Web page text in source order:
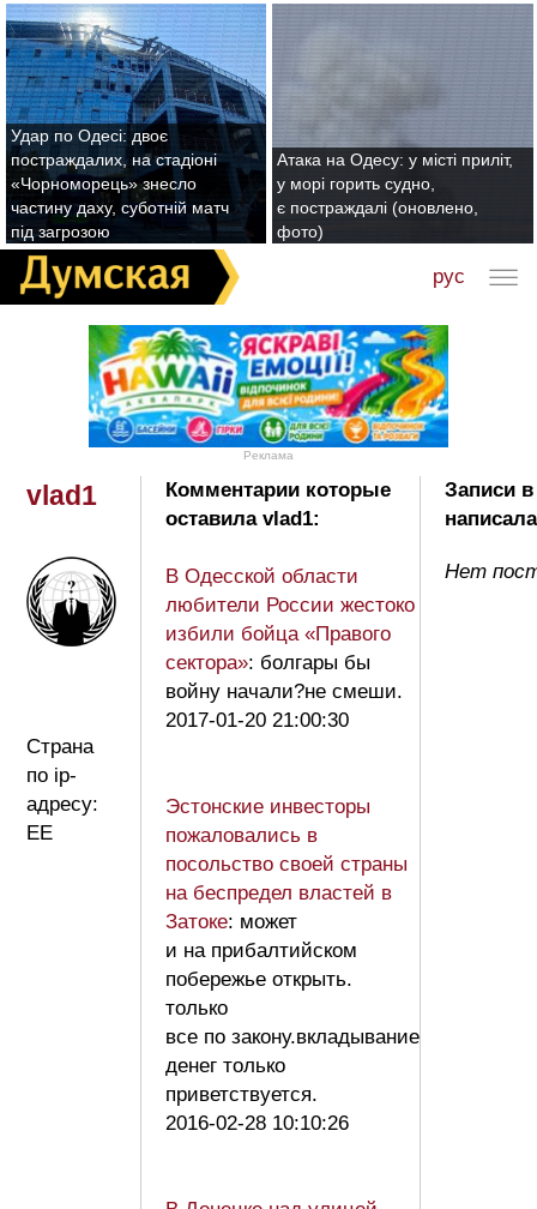
Удар по Одесі: двоє
постраждалих, на стадіоні
«Чорноморець» знесло
частину даху, суботній матч
під загрозою
Атака на Одесу: у місті приліт,
у морі горить судно,
є постраждалі (оновлено,
фото)
рус
Реклама
vlad1
Страна
по ip-
адресу:
EE
Комментарии которые
оставила vlad1:
В Одесской области
любители России жестоко
избили бойца «Правого
сектора»: болгары бы
войну начали?не смеши.
2017-01-20 21:00:30
Эстонские инвесторы
пожаловались в
посольство своей страны
на беспредел властей в
Затоке: может
и на прибалтийском
побережье открыть.
только
все по закону.вкладывание
денег только
приветствуется.
2016-02-28 10:10:26
Записи
Нет